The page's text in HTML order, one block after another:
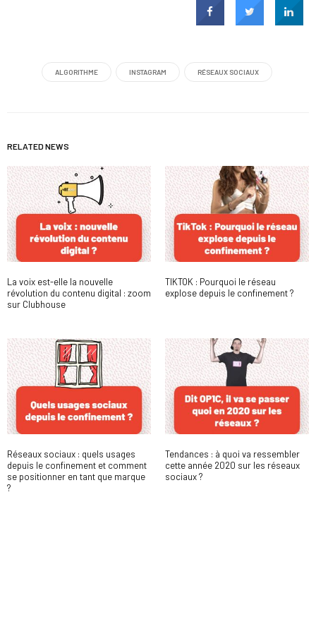
ALGORITHME INSTAGRAM RÉSEAUX SOCIAUX
RELATED NEWS
La voix est-elle la nouvelle
révolution du contenu digital : zoom
sur Clubhouse
TIKTOK : Pourquoi le réseau
explose depuis le confinement ?
Réseaux sociaux : quels usages
depuis le confinement et comment
se positionner en tant que marque
?
Tendances : à quoi va ressembler
cette année 2020 sur les réseaux
sociaux ?